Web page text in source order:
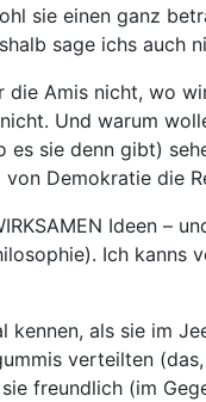
sie einen ganz
sage ichs auch
die Amis nicht, wo
Und warum
es sie denn gibt)
Demokratie die
Ideen –
Ich
kennen, als sie im
verteilten
freundlich (im